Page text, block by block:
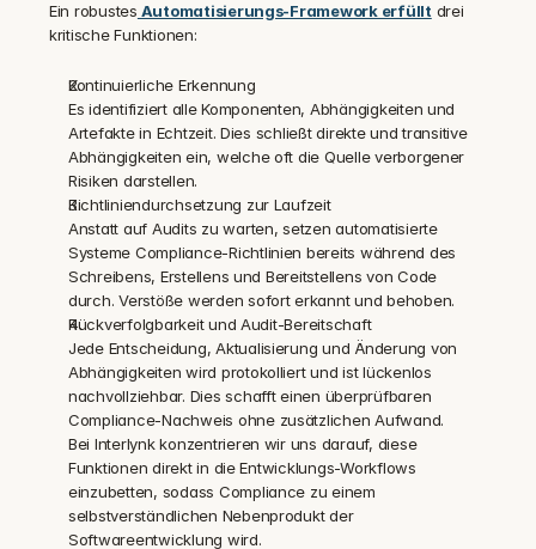
Ein robustes Automatisierungs-Framework erfüllt drei
kritische Funktionen:
Kontinuierliche Erkennung
Es identifiziert alle Komponenten, Abhängigkeiten und
Artefakte in Echtzeit. Dies schließt direkte und transitive
Abhängigkeiten ein, welche oft die Quelle verborgener
Risiken darstellen.
Richtliniendurchsetzung zur Laufzeit
Anstatt auf Audits zu warten, setzen automatisierte
Systeme Compliance-Richtlinien bereits während des
Schreibens, Erstellens und Bereitstellens von Code
durch. Verstöße werden sofort erkannt und behoben.
Rückverfolgbarkeit und Audit-Bereitschaft
Jede Entscheidung, Aktualisierung und Änderung von
Abhängigkeiten wird protokolliert und ist lückenlos
nachvollziehbar. Dies schafft einen überprüfbaren
Compliance-Nachweis ohne zusätzlichen Aufwand.
Bei Interlynk konzentrieren wir uns darauf, diese
Funktionen direkt in die Entwicklungs-Workflows
einzubetten, sodass Compliance zu einem
selbstverständlichen Nebenprodukt der
Softwareentwicklung wird.